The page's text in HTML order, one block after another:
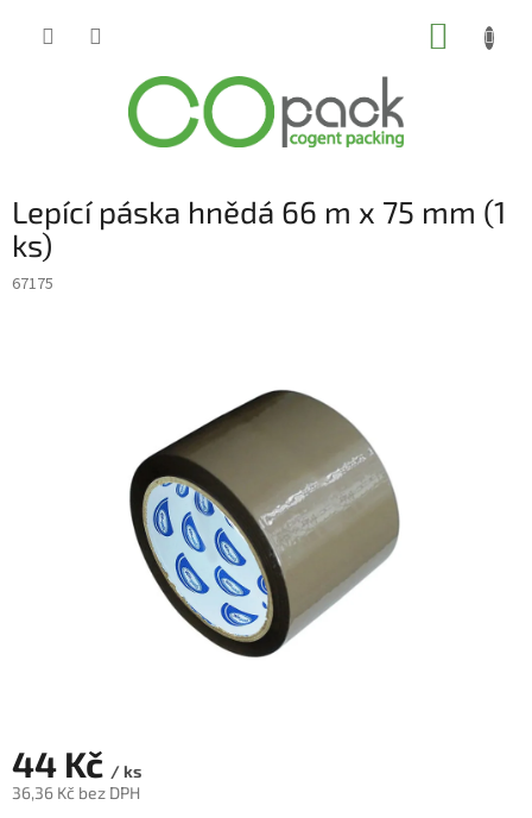
Lepící páska hnědá 66 m x 75 mm (1
ks)
67175
44 Kč / ks
36,36 Kč bez DPH